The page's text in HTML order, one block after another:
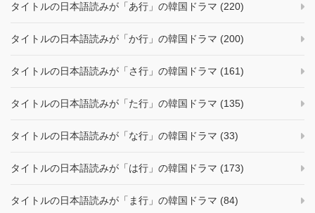
タイトルの日本語読みが「あ行」の韓国ドラマ (220)
タイトルの日本語読みが「か行」の韓国ドラマ (200)
タイトルの日本語読みが「さ行」の韓国ドラマ (161)
タイトルの日本語読みが「た行」の韓国ドラマ (135)
タイトルの日本語読みが「な行」の韓国ドラマ (33)
タイトルの日本語読みが「は行」の韓国ドラマ (173)
タイトルの日本語読みが「ま行」の韓国ドラマ (84)